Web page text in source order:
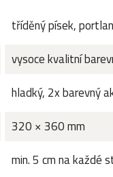
tříděný písek,
vysoce kvalitní
hladký, 2x barevný
320 × 360 mm
min. 5 cm na každé